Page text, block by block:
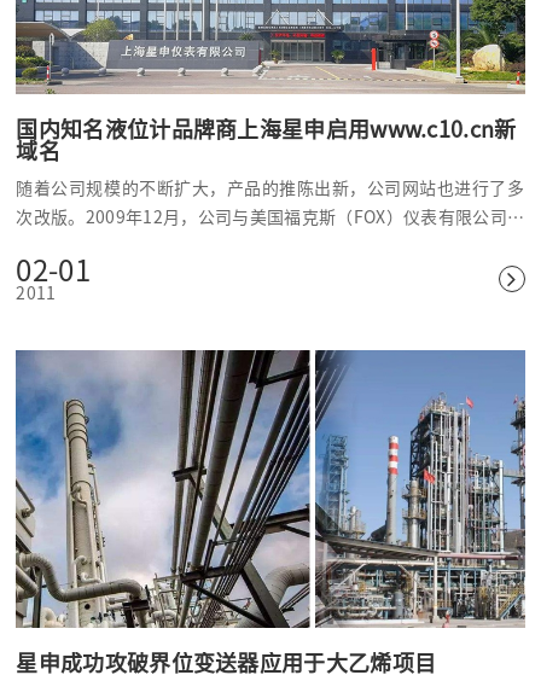
国内知名液位计品牌商上海星申启用www.c10.cn新
域名
随着公司规模的不断扩大，产品的推陈出新，公司网站也进行了多
次改版。2009年12月，公司与美国福克斯（FOX）仪表有限公司紧
司对外形象窗口之一，公司的门户网站于今年10月成功改版，并启
用www.c10.cn新域名。新版网站采用白色基调，较旧版的黑色主
流，不仅有详细的产品各类参数描述、选型参考、使用说明，而且
附有高清晰的实物图和使用安装图，较旧版网站给客户提供更细致
更直观的产品讯息。
02-01
2011
星申成功攻破界位变送器应用于大乙烯项目